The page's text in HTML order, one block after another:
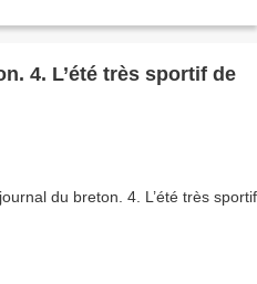
4. L’été très sportif de